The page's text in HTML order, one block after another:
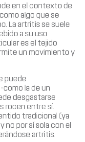
en el contexto de
algo que se
La artritis se suele
a su uso
es el tejido
un movimiento y
puede
como la de un
desgastarse
rocen entre sí.
tradicional (ya
no por sí sola con el
artritis.